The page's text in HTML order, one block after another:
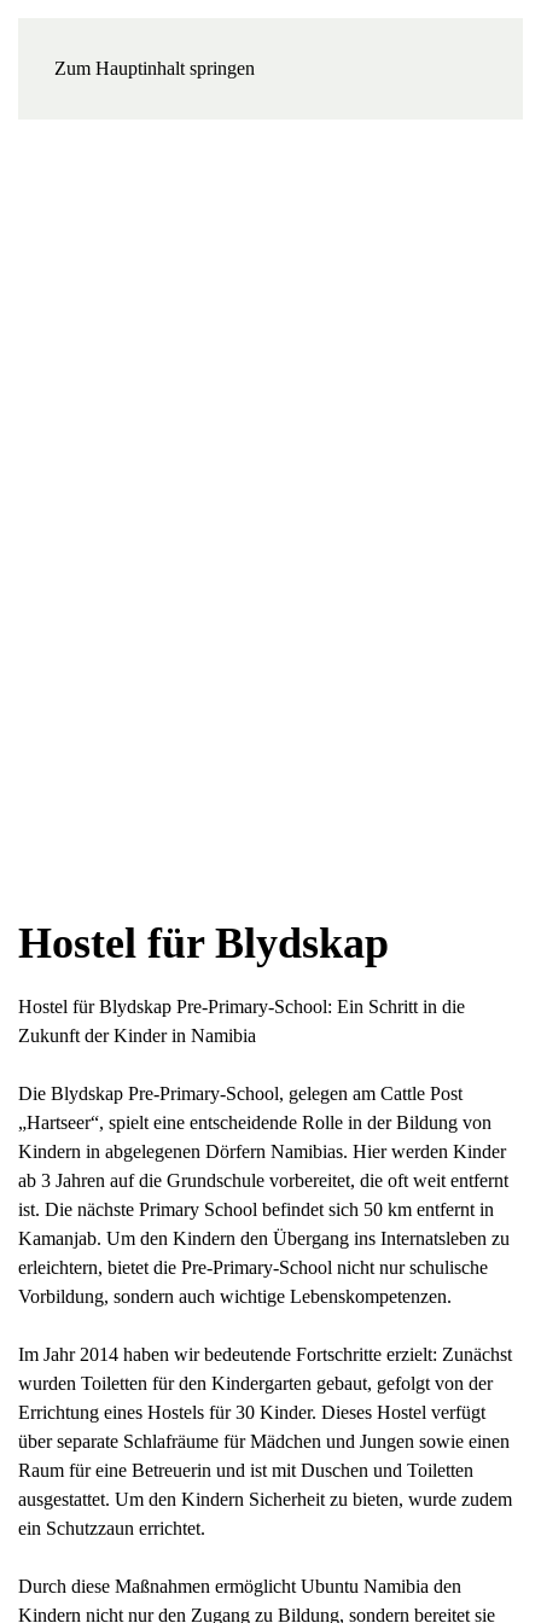
Zum Hauptinhalt springen
Hostel für Blydskap
Hostel für Blydskap Pre-Primary-School: Ein Schritt in die
Zukunft der Kinder in Namibia
Die Blydskap Pre-Primary-School, gelegen am Cattle Post
„Hartseer“, spielt eine entscheidende Rolle in der Bildung von
Kindern in abgelegenen Dörfern Namibias. Hier werden Kinder
ab 3 Jahren auf die Grundschule vorbereitet, die oft weit entfernt
ist. Die nächste Primary School befindet sich 50 km entfernt in
Kamanjab. Um den Kindern den Übergang ins Internatsleben zu
erleichtern, bietet die Pre-Primary-School nicht nur schulische
Vorbildung, sondern auch wichtige Lebenskompetenzen.
Im Jahr 2014 haben wir bedeutende Fortschritte erzielt: Zunächst
wurden Toiletten für den Kindergarten gebaut, gefolgt von der
Errichtung eines Hostels für 30 Kinder. Dieses Hostel verfügt
über separate Schlafräume für Mädchen und Jungen sowie einen
Raum für eine Betreuerin und ist mit Duschen und Toiletten
ausgestattet. Um den Kindern Sicherheit zu bieten, wurde zudem
ein Schutzzaun errichtet.
Durch diese Maßnahmen ermöglicht Ubuntu Namibia den
Kindern nicht nur den Zugang zu Bildung, sondern bereitet sie